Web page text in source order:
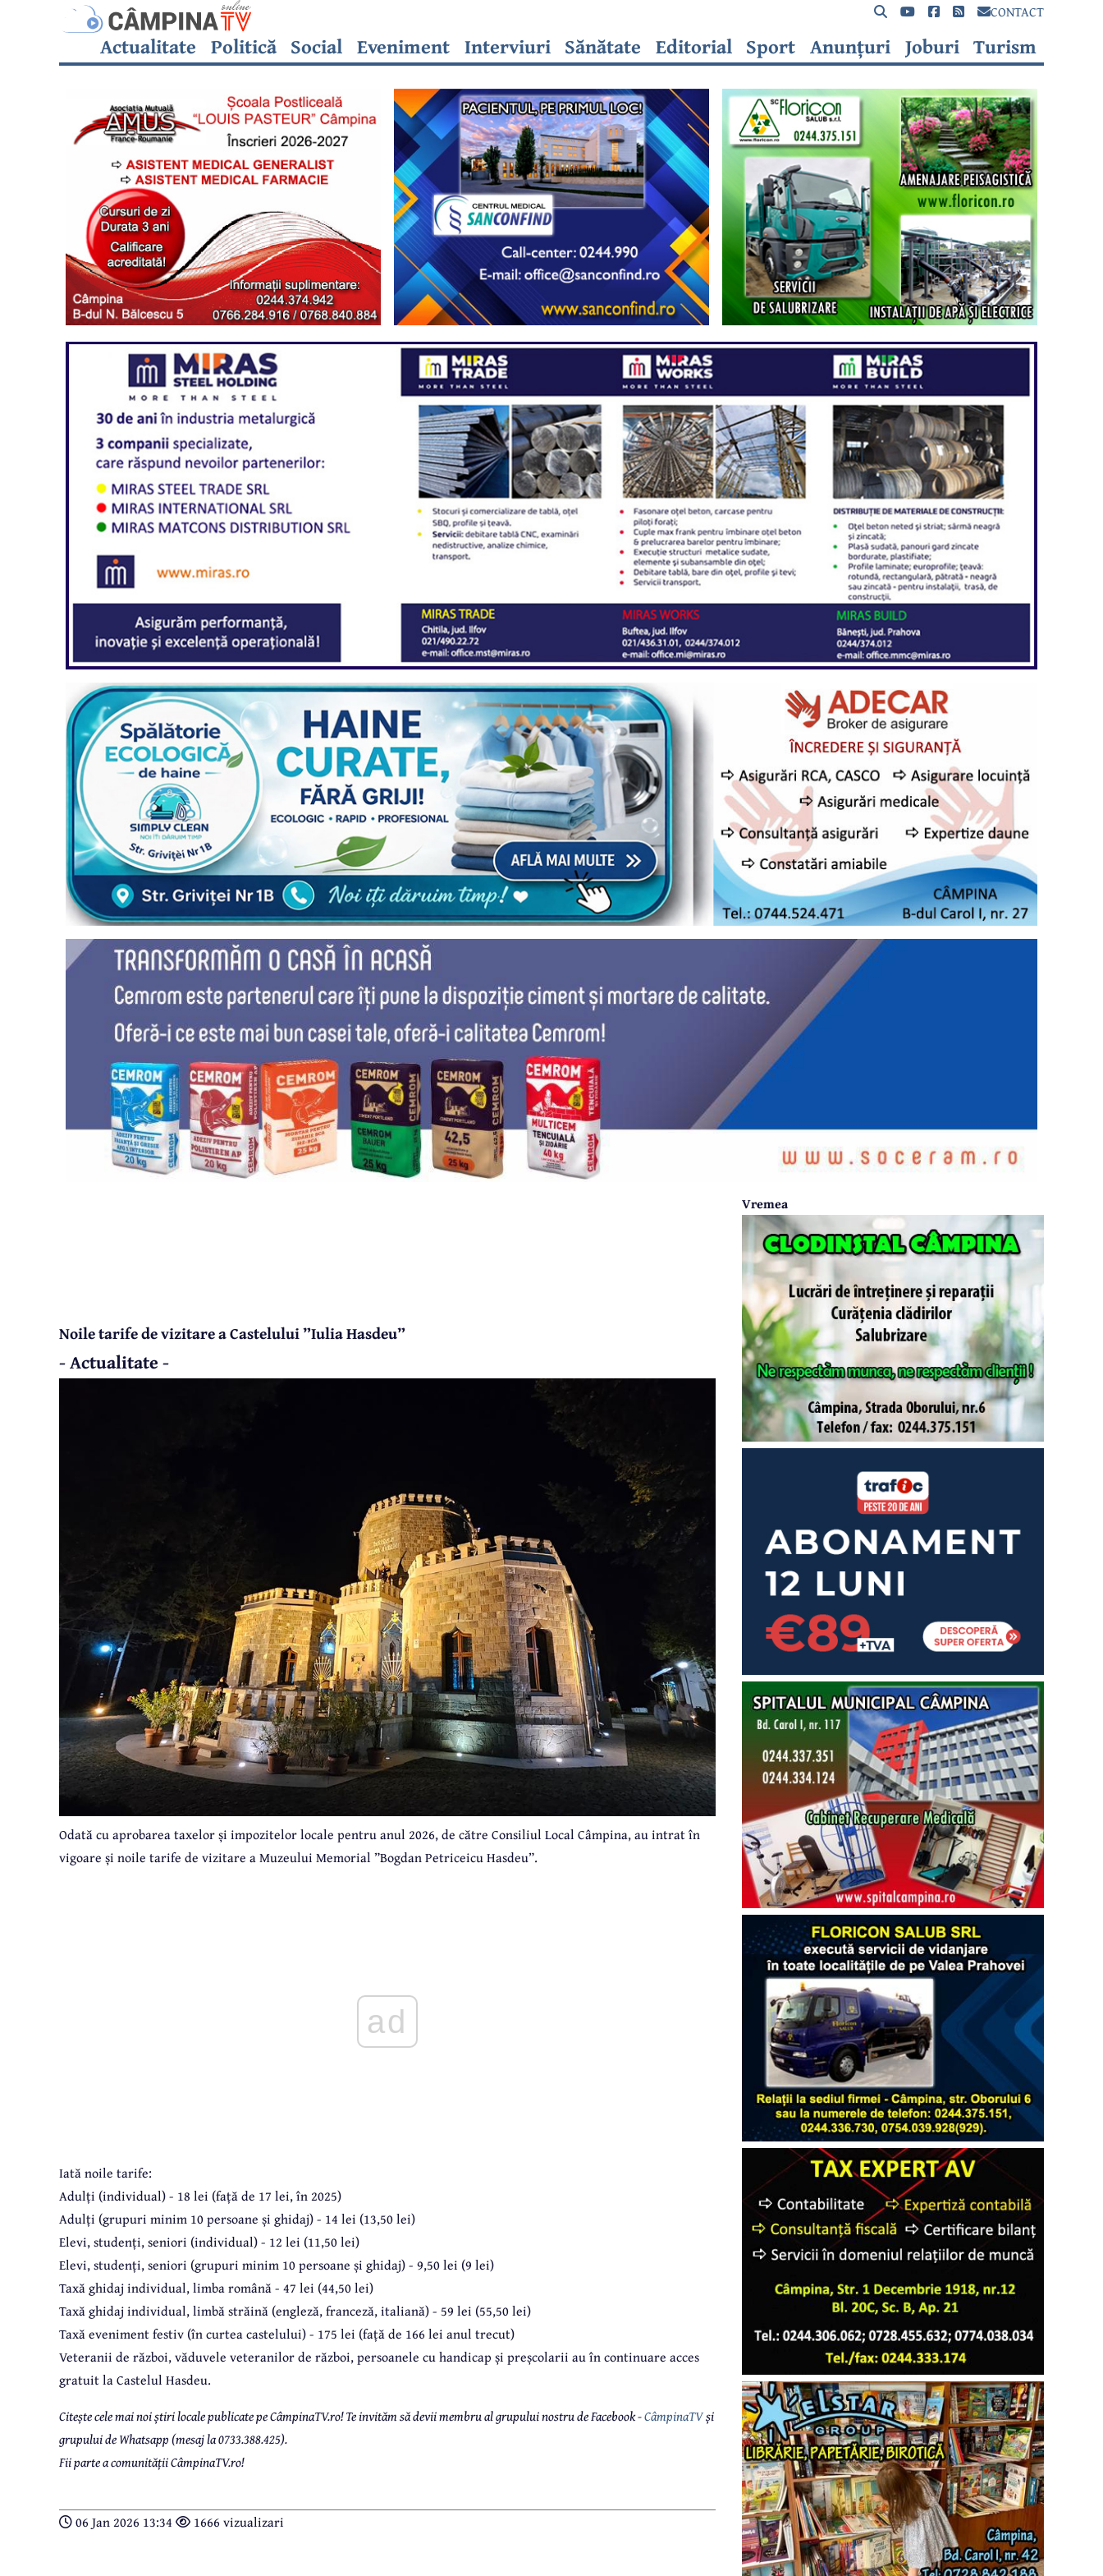
CONTACT
Actualitate Politică Social Eveniment Interviuri Sănătate Editorial Sport Anunțuri Joburi Turism
Noile tarife de vizitare a Castelului ”Iulia Hasdeu”
- Actualitate -
Odată cu aprobarea taxelor și impozitelor locale pentru anul 2026, de către Consiliul Local Câmpina, au intrat în
vigoare și noile tarife de vizitare a Muzeului Memorial ”Bogdan Petriceicu Hasdeu”.
ad
Iată noile tarife:
Adulți (individual) - 18 lei (față de 17 lei, în 2025)
Adulți (grupuri minim 10 persoane și ghidaj) - 14 lei (13,50 lei)
Elevi, studenți, seniori (individual) - 12 lei (11,50 lei)
Elevi, studenți, seniori (grupuri minim 10 persoane și ghidaj) - 9,50 lei (9 lei)
Taxă ghidaj individual, limba română - 47 lei (44,50 lei)
Taxă ghidaj individual, limbă străină (engleză, franceză, italiană) - 59 lei (55,50 lei)
Taxă eveniment festiv (în curtea castelului) - 175 lei (față de 166 lei anul trecut)
Veteranii de război, văduvele veteranilor de război, persoanele cu handicap și preșcolarii au în continuare acces
gratuit la Castelul Hasdeu.
Citește cele mai noi știri locale publicate pe CâmpinaTV.ro! Te invităm să devii membru al grupului nostru de Facebook -CâmpinaTVși
grupului de Whatsapp (mesaj la 0733.388.425).
Fii parte a comunității CâmpinaTV.ro!
06 Jan 2026 13:34 1666 vizualizari
Vremea